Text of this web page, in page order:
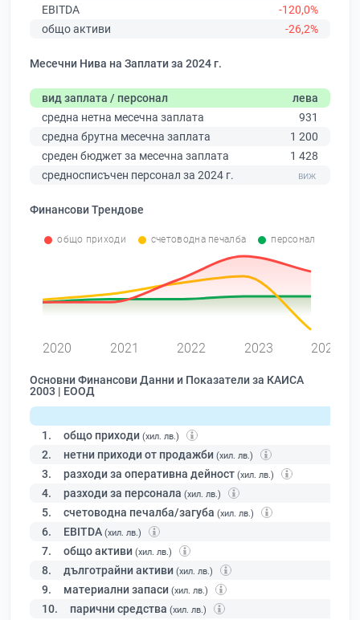
EBITDA
-120,0%
общо активи
-26,2%
Месечни Нива на Заплати за 2024 г.
вид заплата / персонал
лева
средна нетна месечна заплата
931
средна брутна месечна заплата
1 200
среден бюджет за месечна заплата
1 428
средносписъчен персонал за 2024 г.
Финансови Трендове
общо приходи счетоводна печалба персонал
2020 2021 2022 2023 2024
Основни Финансови Данни и Показатели за КАИСА
2003 | ЕООД
1. общо приходи (хил. лв.)
2. нетни приходи от продажби (хил. лв.)
3. разходи за оперативна дейност (хил. лв.)
4. разходи за персонала (хил. лв.)
5. счетоводна печалба/загуба (хил. лв.)
6. EBITDA (хил. лв.)
7. общо активи (хил. лв.)
8. дълготрайни активи (хил. лв.)
9. материални запаси (хил. лв.)
10. парични средства (хил. лв.)